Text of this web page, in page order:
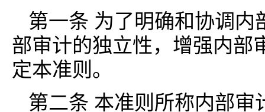
第一条 为了明确和协调
部审计的独立性，增强内部
定本准则。
第二条 本准则所称内部